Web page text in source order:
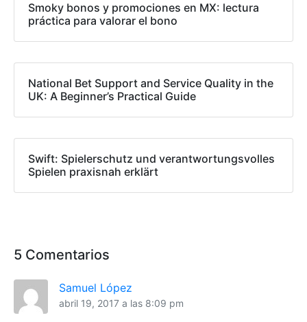
Smoky bonos y promociones en MX: lectura
práctica para valorar el bono
National Bet Support and Service Quality in the
UK: A Beginner’s Practical Guide
Swift: Spielerschutz und verantwortungsvolles
Spielen praxisnah erklärt
5 Comentarios
Samuel López
abril 19, 2017 a las 8:09 pm